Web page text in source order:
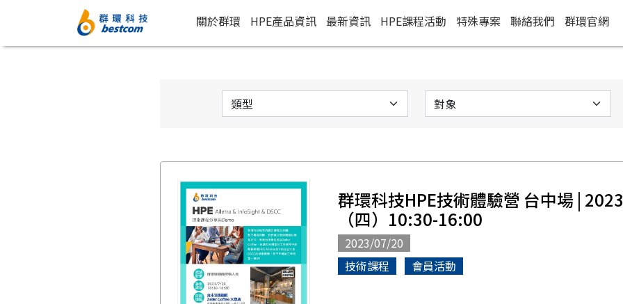
關於群環 HPE產品資訊 最新資訊 HPE課程活動 特殊專案 聯絡我們 群環官網
群環科技HPE技術體驗營 台中場 |
（四）10:30-16:00
2023/07/20
技術課程
會員活動